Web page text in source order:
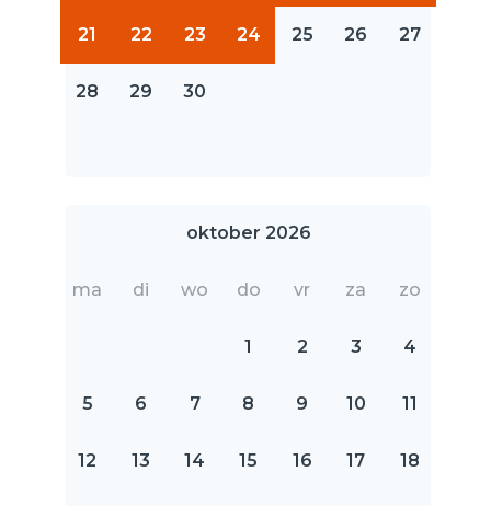
21 22 23 24 25 26 27
28 29 30
oktober 2026
ma di wo do vr za zo
1 2 3 4
5 6 7 8 9 10 11
12 13 14 15 16 17 18